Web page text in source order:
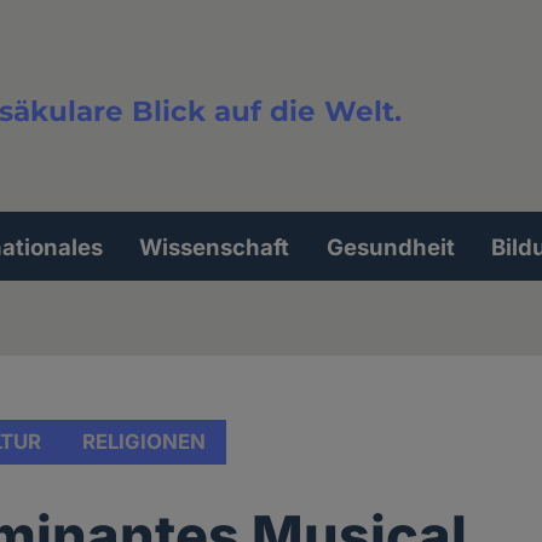
Blick auf die Welt.
Wissenschaft Gesundheit
RELIGIONEN